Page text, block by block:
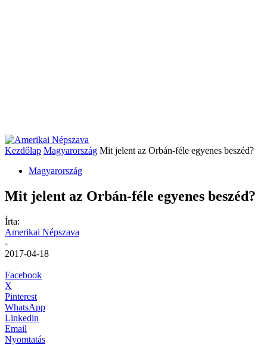
Kezdőlap Magyarország Mit jelent az Orbán-féle egyenes beszéd?
Magyarország
Mit jelent az Orbán-féle egyenes beszéd?
Írta:
Amerikai Népszava
-
2017-04-18
Facebook
X
Pinterest
WhatsApp
Linkedin
Email
Nyomtatás